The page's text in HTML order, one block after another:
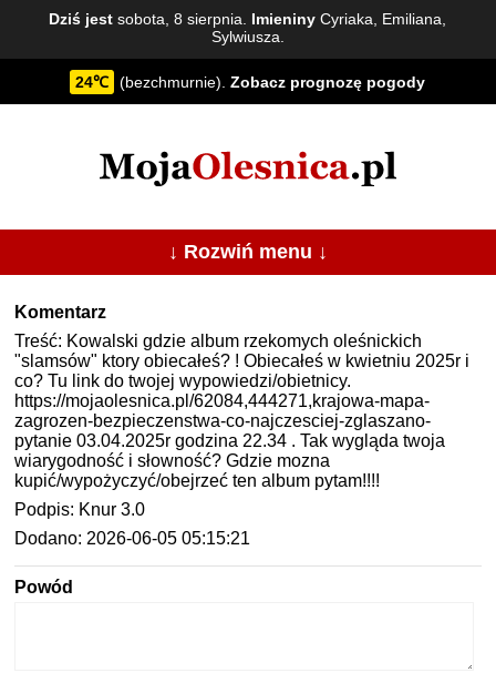
Dziś jest sobota, 8 sierpnia. Imieniny Cyriaka, Emiliana,
Sylwiusza.
24℃ (bezchmurnie).Zobacz prognozę pogody
↓ Rozwiń menu ↓
Komentarz
Treść: Kowalski gdzie album rzekomych oleśnickich
"slamsów" ktory obiecałeś? ! Obiecałeś w kwietniu 2025r i
co? Tu link do twojej wypowiedzi/obietnicy.
https://mojaolesnica.pl/62084,444271,krajowa-mapa-
zagrozen-bezpieczenstwa-co-najczesciej-zglaszano-
pytanie 03.04.2025r godzina 22.34 . Tak wygląda twoja
wiarygodność i słowność? Gdzie mozna
kupić/wypożyczyć/obejrzeć ten album pytam!!!!
Podpis: Knur 3.0
Dodano: 2026-06-05 05:15:21
Powód